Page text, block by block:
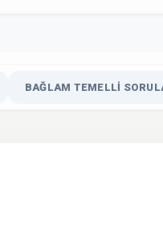
BAĞLAM TEMELLI